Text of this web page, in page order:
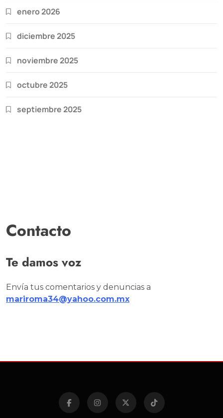
enero 2026
diciembre 2025
noviembre 2025
octubre 2025
septiembre 2025
Contacto
Te damos voz
Envía tus comentarios y denuncias a
mariroma34@yahoo.com.mx